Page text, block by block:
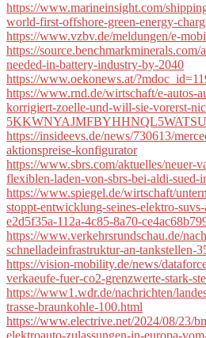
https://www.marineinsight.com/
world-first-offshore-green-energy-
https://www.vzbv.de/meldungen/e-
https://
needed-in-battery-industry-by-2040
https://www.oekonews.at/
https://www.rnd.de/wirtschaft/e-autos-
korrigiert-zoelle-und-will-sie-vorerst-
https://insideevs.de/news/730613/
aktionspreise-konfigurator
https://www.sbrs.com/aktuelles/neuer-
flexiblen-laden-von-sbrs-bei-aldi-sued-
https://www.spiegel.de/wirtschaft/
stoppt-entwicklung-seines-elektro-
e2d5f35a-112a-4c85-8a70-
https://www.verkehrsrundschau.de/
schnelladeinfrastruktur-an-tankstellen-
https://vision-mobility.de/news/
verkaeufe-fuer-co2-grenzwerte-stark-
https://www1.wdr.de/nachrichten/
trasse-braunkohle-100.html
https://www.electrive.net/2024/08/23/